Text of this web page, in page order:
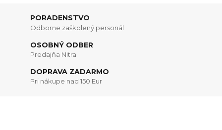
PORADENSTVO
Odborne zaškolený personál
OSOBNÝ ODBER
Predajňa Nitra
DOPRAVA ZADARMO
Pri nákupe nad 150 Eur